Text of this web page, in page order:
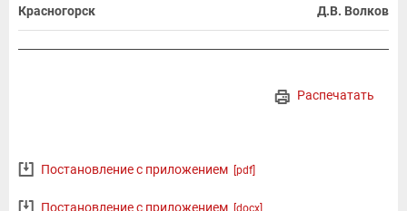
Красногорск
Д.В. Волков
Распечатать
Постановление с приложением [pdf]
Постановление с приложением [docx]